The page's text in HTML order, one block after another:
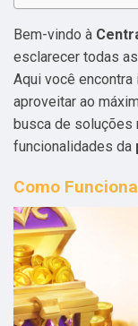
Bem-vindo à
esclarecer todas
Aqui você
aproveitar ao
busca de soluções
funcionalidades da
Como